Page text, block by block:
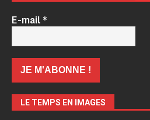
E-mail*
LE TEMPS EN IMAGES